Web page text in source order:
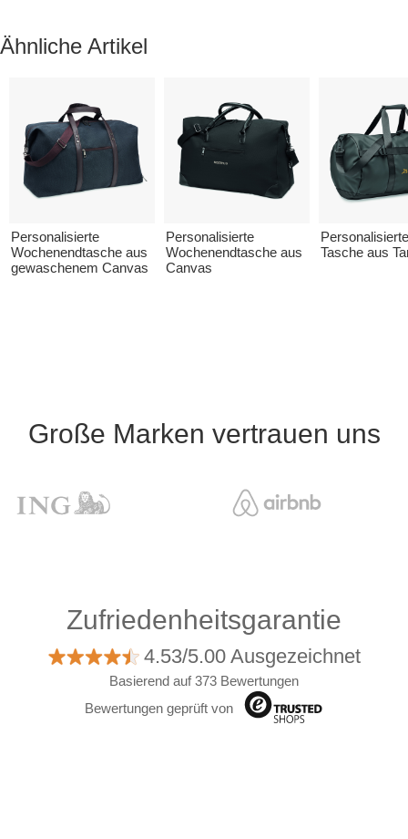
Ähnliche Artikel
Personalisierte
Wochenendtasche aus
gewaschenem Canvas
Personalisierte
Wochenendtasche aus
Canvas
Tasche aus
Große Marken vertrauen uns
Zufriedenheitsgarantie
4.53/5.00 Ausgezeichnet
Basierend auf 373 Bewertungen
Bewertungen geprüft von